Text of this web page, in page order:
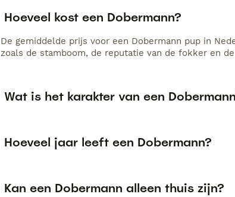
Hoeveel kost een Dobermann?
De gemiddelde prijs voor een Dobermann pup in
zoals de stamboom, de reputatie van de fokker en
Wat is het karakter van een
Hoeveel jaar leeft een Dobermann?
Kan een Dobermann alleen thuis zijn?